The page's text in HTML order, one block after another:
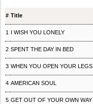
# Title
1 I WISH YOU LONELY
2 SPENT THE DAY IN BED
3 WHEN YOU OPEN YOUR LEGS
4 AMERICAN SOUL
5 GET OUT OF YOUR OWN WAY